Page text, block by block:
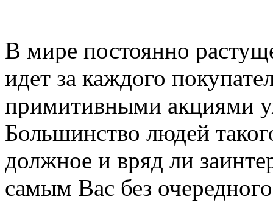
В мире постоянно
идет за каждого
примитивными акциями
Большинство людей
должное и вряд ли
самым Вас без очередного